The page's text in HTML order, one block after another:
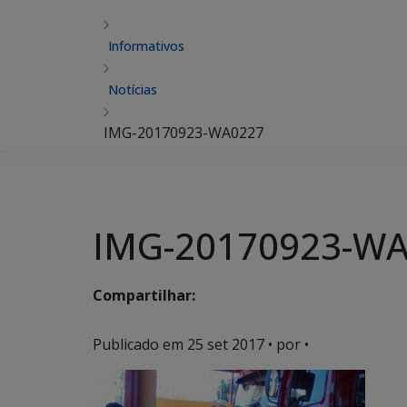
Informativos
Notícias
IMG-20170923-WA0227
IMG-20170923-
Compartilhar:
Publicado em 25 set 2017 • por •